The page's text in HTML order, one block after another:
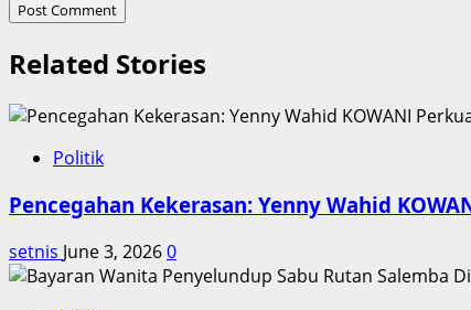
Related Stories
Politik
Pencegahan Kekerasan: Yenny Wahid
setnis June 3, 20260